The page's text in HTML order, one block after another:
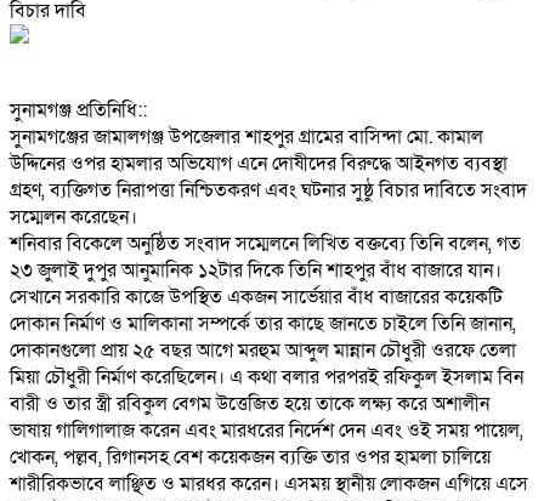
‎সুনামগঞ্জ প্রতিনিধি::
‎সুনামগঞ্জের জামালগঞ্জ উপজেলার শাহপুর গ্রামের বাসিন্দা মো. কামাল
উদ্দিনের ওপর হামলার অভিযোগ এনে দোষীদের বিরুদ্ধে আইনগত ব্যবস্থা
গ্রহণ, ব্যক্তিগত নিরাপত্তা নিশ্চিতকরণ এবং ঘটনার সুষ্ঠু বিচার দাবিতে সংবাদ
সম্মেলন করেছেন।
‎শনিবার বিকেলে অনুষ্ঠিত সংবাদ সম্মেলনে লিখিত বক্তব্যে তিনি বলেন, গত
২৩ জুলাই দুপুর আনুমানিক ১২টার দিকে তিনি শাহপুর বাঁধ বাজারে যান।
সেখানে সরকারি কাজে উপস্থিত একজন সার্ভেয়ার বাঁধ বাজারের কয়েকটি
দোকান নির্মাণ ও মালিকানা সম্পর্কে তার কাছে জানতে চাইলে তিনি জানান,
দোকানগুলো প্রায় ২৫ বছর আগে মরহুম আব্দুল মান্নান চৌধুরী ওরফে তেলা
মিয়া চৌধুরী নির্মাণ করেছিলেন। এ কথা বলার পরপরই রফিকুল ইসলাম বিন
বারী ও তার স্ত্রী রবিকুল বেগম উত্তেজিত হয়ে তাকে লক্ষ্য করে অশালীন
ভাষায় গালিগালাজ করেন এবং মারধরের নির্দেশ দেন এবং ওই সময় পায়েল,
খোকন, পল্লব, রিগানসহ বেশ কয়েকজন ব্যক্তি তার ওপর হামলা চালিয়ে
শারীরিকভাবে লাঞ্ছিত ও মারধর করেন। এসময় স্থানীয় লোকজন এগিয়ে এসে